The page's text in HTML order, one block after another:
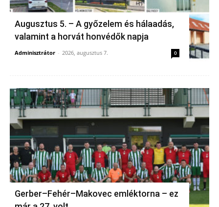
Augusztus 5. – A győzelem és hálaadás,
valamint a horvát honvédők napja
Adminisztrátor - 2026, augusztus 7. 0
Gerber–Fehér–Makovec emléktorna – ez